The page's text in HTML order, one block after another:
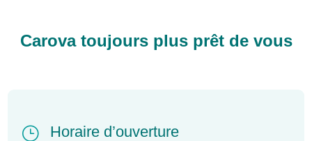
Carova toujours plus prêt de vous
} Horaire d’ouverture